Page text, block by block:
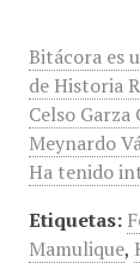
Bitácora es
de Historia
Celso
Meynardo
Ha tenido
Etiquetas:
Mamulique,